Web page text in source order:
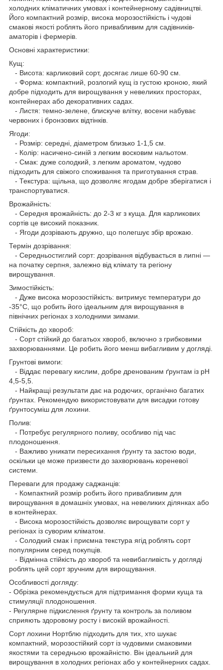
холодних кліматичних умовах і контейнерному садівництві.
Його компактний розмір, висока морозостійкість і чудові
смакові якості роблять його привабливим для садівників-
аматорів і фермерів.
Основні характеристики:
Кущ:
- Висота: карликовий сорт, досягає лише 60-90 см.
- Форма: компактний, розлогий кущ із густою кроною, який
добре підходить для вирощування у невеликих просторах,
контейнерах або декоративних садах.
- Листя: темно-зелене, блискуче влітку, восени набуває
червоних і бронзових відтінків.
Ягоди:
- Розмір: середні, діаметром близько 1-1,5 см.
- Колір: насичено-синій з легким восковим нальотом.
- Смак: дуже солодкий, з легким ароматом, чудово
підходить для свіжого споживання та приготування страв.
- Текстура: щільна, що дозволяє ягодам добре зберігатися і
транспортуватися.
Врожайність:
- Середня врожайність: до 2-3 кг з куща. Для карликових
сортів це високий показник.
- Ягоди дозрівають дружно, що полегшує збір врожаю.
Термін дозрівання:
- Середньостиглий сорт: дозрівання відбувається в липні —
на початку серпня, залежно від клімату та регіону
вирощування.
Зимостійкість:
- Дуже висока морозостійкість: витримує температури до
-35°C, що робить його ідеальним для вирощування в
північних регіонах з холодними зимами.
Стійкість до хвороб:
- Сорт стійкий до багатьох хвороб, включно з грибковими
захворюваннями. Це робить його менш вибагливим у догляді.
Грунтові вимоги:
- Віддає перевагу кислим, добре дренованим ґрунтам із pH
4,5-5,5.
- Найкращі результати дає на родючих, органічно багатих
ґрунтах. Рекомендую використовувати для висадки готову
ґрунтосуміш для лохини.
Полив:
- Потребує регулярного поливу, особливо під час
плодоношення.
- Важливо уникати пересихання ґрунту та застою води,
оскільки це може призвести до захворювань кореневої
системи.
Переваги для продажу саджанців:
- Компактний розмір робить його привабливим для
вирощування в домашніх умовах, на невеликих ділянках або
в контейнерах.
- Висока морозостійкість дозволяє вирощувати сорт у
регіонах із суворим кліматом.
- Солодкий смак і приємна текстура ягід роблять сорт
популярним серед покупців.
- Відмінна стійкість до хвороб та невибагливість у догляді
роблять цей сорт зручним для вирощування.
Особливості догляду:
- Обрізка рекомендується для підтримання форми куща та
стимуляції плодоношення.
- Регулярне підкислення ґрунту та контроль за поливом
сприяють здоровому росту і високій врожайності.
Сорт лохини Нортблю підходить для тих, хто шукає
компактний, морозостійкий сорт із чудовими смаковими
якостями та середньою врожайністю. Він ідеальний для
вирощування в холодних регіонах або у контейнерних садах.